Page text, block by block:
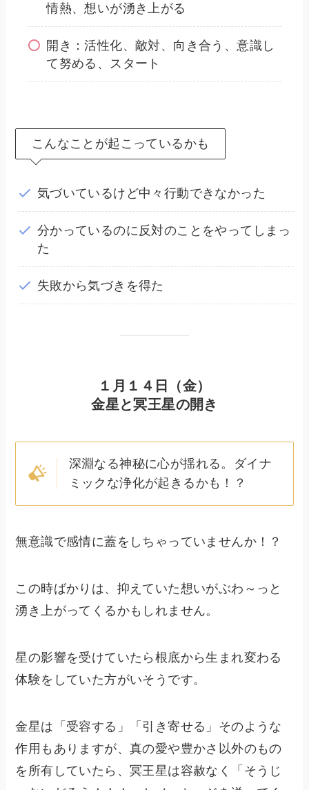
情熱、想いが湧き上がる
開き：活性化、敵対、向き合う、意識し
て努める、スタート
こんなことが起こっているかも
気づいているけど中々行動できなかった
分かっているのに反対のことをやってしまっ
た
失敗から気づきを得た
１月１４日（金）
金星と冥王星の開き
深淵なる神秘に心が揺れる。ダイナ
ミックな浄化が起きるかも！？
無意識で感情に蓋をしちゃっていませんか！？
この時ばかりは、抑えていた想いがぶわ～っと
湧き上がってくるかもしれません。
星の影響を受けていたら根底から生まれ変わる
体験をしていた方がいそうです。
金星は「受容する」「引き寄せる」そのような
作用もありますが、真の愛や豊かさ以外のもの
を所有していたら、冥王星は容赦なく「そうじ